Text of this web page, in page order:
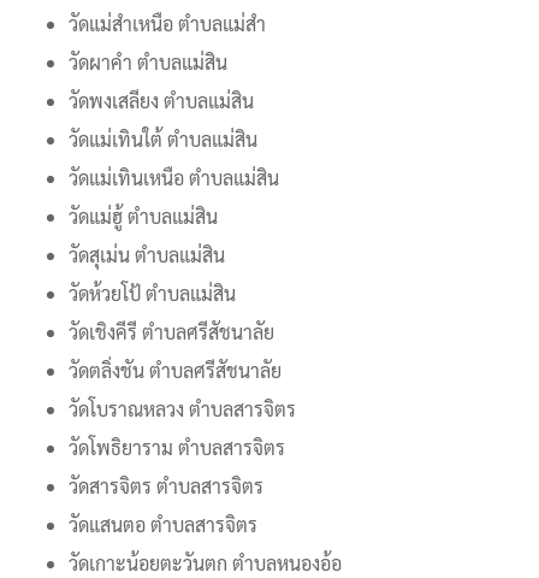
วัดแม่สำเหนือ ตำบลแม่สำ
วัดผาคำ ตำบลแม่สิน
วัดพงเสลียง ตำบลแม่สิน
วัดแม่เทินใต้ ตำบลแม่สิน
วัดแม่เทินเหนือ ตำบลแม่สิน
วัดแม่ฮู้ ตำบลแม่สิน
วัดสุเม่น ตำบลแม่สิน
วัดห้วยโป้ ตำบลแม่สิน
วัดเชิงคีรี ตำบลศรีสัชนาลัย
วัดตลิ่งชัน ตำบลศรีสัชนาลัย
วัดโบราณหลวง ตำบลสารจิตร
วัดโพธิยาราม ตำบลสารจิตร
วัดสารจิตร ตำบลสารจิตร
วัดแสนตอ ตำบลสารจิตร
วัดเกาะน้อยตะวันตก ตำบลหนองอ้อ